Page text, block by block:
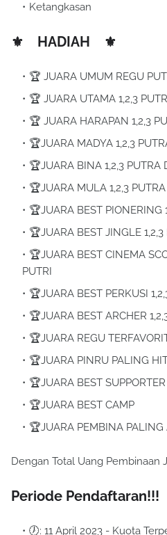
Ketangkasan
⚜️ HADIAH ⚜️
🏆 JUARA UMUM REGU
🏆 JUARA UTAMA 1,2,3
🏆 JUARA HARAPAN 1,2,3
🏆JUARA MADYA 1,2,3
🏆JUARA BINA 1,2,3 PUTRA
🏆JUARA MULA 1,2,3
🏆JUARA BEST PIONERING
🏆JUARA BEST JINGLE
🏆JUARA BEST CINEMA
PUTRI
🏆JUARA BEST PERKUSI
🏆JUARA BEST ARCHER
🏆JUARA REGU
🏆JUARA PINRU PALING
🏆JUARA BEST
🏆JUARA BEST CAMP
🏆JUARA PEMBINA PALING
Dengan Total Uang Pembinaan
Periode Pendaftaran!!!
🕖: 11 April 2023 - Kuota